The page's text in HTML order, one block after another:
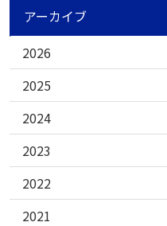
アーカイブ
2026
2025
2024
2023
2022
2021